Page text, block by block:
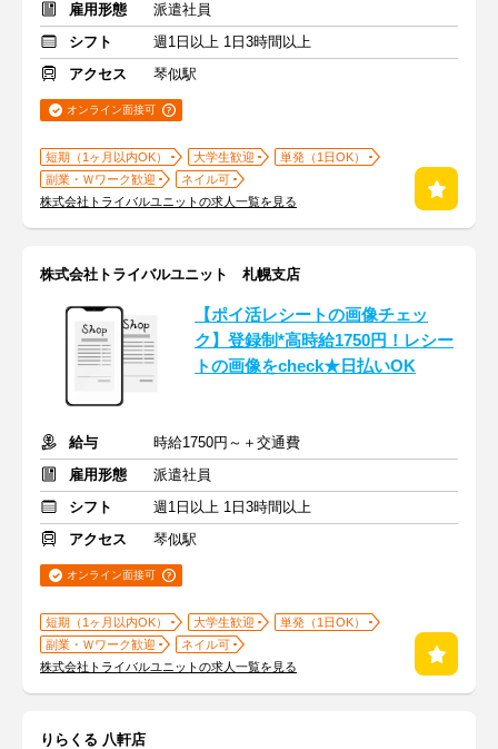
雇用形態
派遣社員
シフト
週1日以上 1日3時間以上
アクセス
琴似駅
オンライン面接可
短期（1ヶ月以内OK） 大学生歓迎
単発（1日OK）
副業・Ｗワーク歓迎
ネイル可
株式会社トライバルユニットの求人一覧を見る
株式会社トライバルユニット 札幌支店
【ポイ活レシートの画像チェッ
ク】登録制*高時給1750円！レシー
トの画像をcheck★日払いOK
給与
時給1750円～＋交通費
雇用形態
派遣社員
シフト
週1日以上 1日3時間以上
アクセス
琴似駅
オンライン面接可
短期（1ヶ月以内OK） 大学生歓迎
単発（1日OK）
副業・Ｗワーク歓迎
ネイル可
株式会社トライバルユニットの求人一覧を見る
りらくる 八軒店